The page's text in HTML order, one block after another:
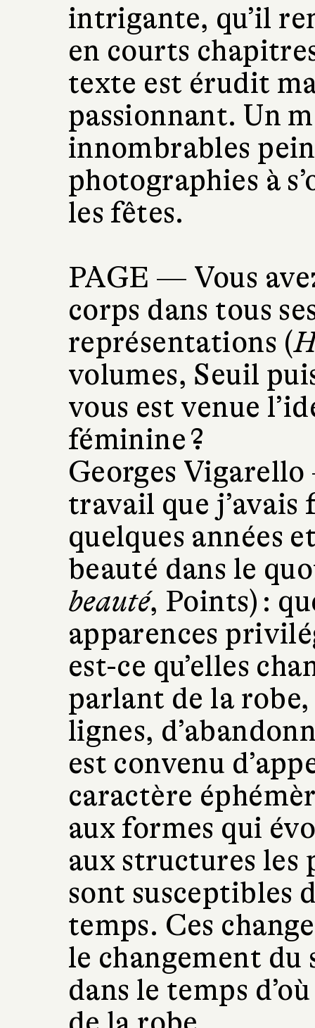
intrigante, qu’il
en courts
texte est érudit
passionnant. Un
innombrables
photographies à
les fêtes.
PAGE — Vous
corps dans tous
représentations (
volumes, Seuil
vous est venue
féminine ?
Georges
travail que j’avais
quelques années
beauté dans le
beauté, Points) :
apparences
est-ce qu’elles
parlant de la robe,
lignes,
est convenu
caractère
aux formes qui
aux structures les
sont susceptibles
temps. Ces
le changement
dans le temps